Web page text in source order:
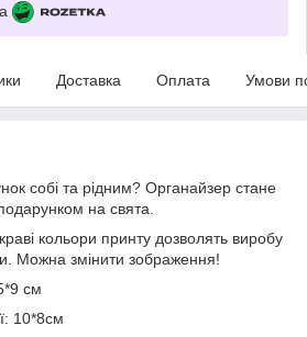
Доставка Оплата Умови
собі та рідним? Органайзер стане
на свята.
кольори принту дозволять виробу
Можна змінити зображення!
см
10*8см